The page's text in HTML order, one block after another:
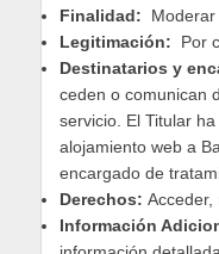
Finalidad: Moderar
Legitimación: Por
Destinatarios y
ceden o comunican
servicio. El Titular
alojamiento web a
encargado de
Derechos: Acceder,
Información